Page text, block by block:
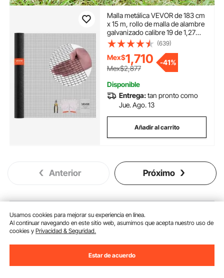
Malla metálica VEVOR de 183 cm
x 15 m, rollo de malla de alambre
galvanizado calibre 19 de 1,27
cm, resistente a la intemperie,
revestida de vinilo, para cercas
de gallinero, soldada y resistente
para plantas de jardín, para
jaulas de conejos y serpientes.
(639)
Mex$1,710
Mex$2,877
-41%
Disponible
Entrega:tan pronto como
Jue. Ago. 13
Añadir al carrito
Anterior Próximo
También te puede interesar
Usamos cookies para mejorar su experiencia en línea.
Al continuar navegando en este sitio web, asumimos que acepta nuestro uso de
cookies yPrivacidad & Seguridad.
Estar de acuerdo